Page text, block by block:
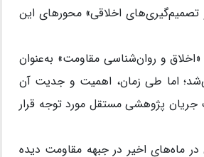
اخلاقی» محورهای این
و روان‌شناسی مقاومت» به‌عنوان
اما طی زمان، اهمیت و جدیت آن
جریان پژوهشی مستقل مورد توجه قرار
در ماه‌های اخیر در جبهه مقاومت دیده